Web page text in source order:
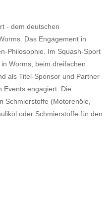
- dem deutschen
Das Engagement in
Philosophie. Im Squash-Sport
Worms, beim dreifachen
als Titel-Sponsor und Partner
Events engagiert. Die
Schmierstoffe (Motorenöle,
oder Schmierstoffe für den